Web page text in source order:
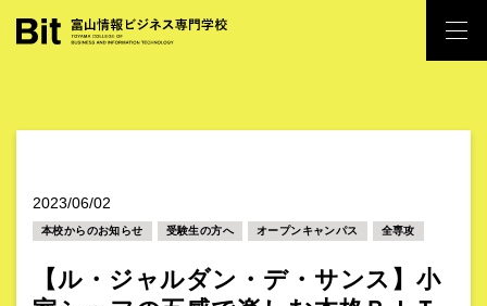
2023/06/02
本校からのお知らせ 受験生の方へ オープンキャンパス 全専攻
【ル・ジャルダン・デ・サンス】小